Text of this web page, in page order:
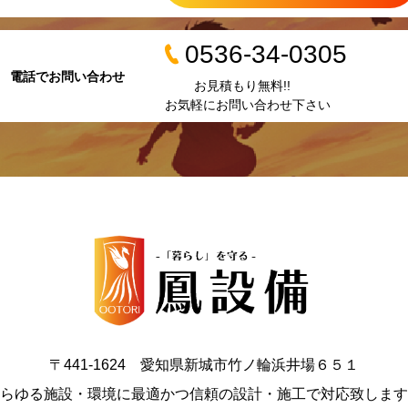
電話でお問い合わせ
0536-34-0305
お見積もり無料!!
お気軽にお問い合わせ下さい
〒441-1624 愛知県新城市竹ノ輪浜井場６５１
ゆる施設・環境に最適かつ信頼の設計・施工で対応致しま